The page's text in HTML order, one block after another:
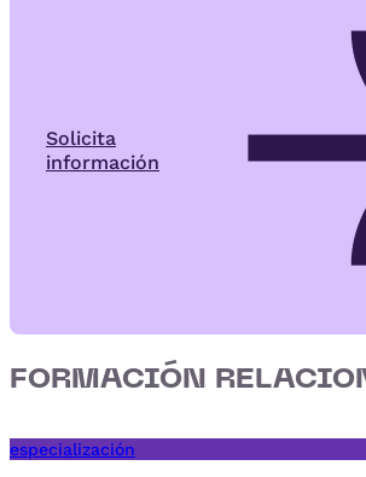
Solicita
información
FORMACIÓN
especialización